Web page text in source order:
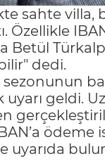
sahte
Özellikle
Betül
dedi.
geldi.
uyarıda